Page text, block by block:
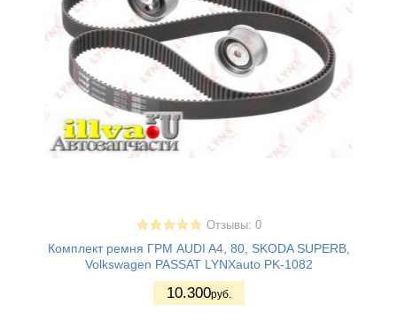
Отзывы: 0
Комплект ремня ГРМ AUDI A4, 80, SKODA SUPERB,
Volkswagen PASSAT LYNXauto PK-1082
10.300руб.